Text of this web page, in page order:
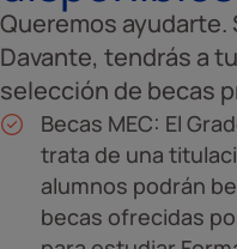
Queremos
Davante, tendrás a
selección de becas
Becas MEC: El
trata de una
alumnos podrán
becas ofrecidas